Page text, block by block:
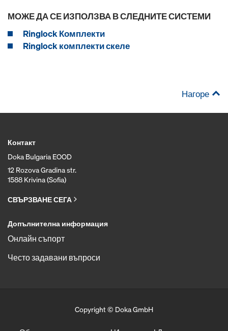
МОЖЕ ДА СЕ ИЗПОЛЗВА В СЛЕДНИТЕ СИСТЕМИ
Ringlock Комплекти
Ringlock комплекти скеле
Нагоре
Контакт
Doka Bulgaria EOOD
12 Rozova Gradina str.
1588 Krivina (Sofia)
СВЪРЗВАНЕ СЕГА
Допълнителна информация
Онлайн съпорт
Често задавани въпроси
Copyright © Doka GmbH